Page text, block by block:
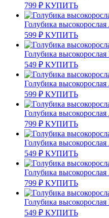
799 ₽ КУПИТЬ
Голубика
599 ₽ КУПИТЬ
Голубика
549 ₽ КУПИТЬ
Голубика
599 ₽ КУПИТЬ
Голубика
799 ₽ КУПИТЬ
Голубика
549 ₽ КУПИТЬ
Голубика
799 ₽ КУПИТЬ
Голубика
549 ₽ КУПИТЬ